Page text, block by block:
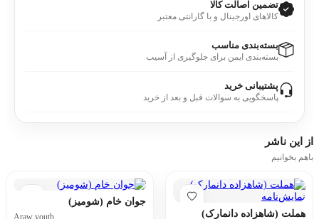
تضمین اصالت کالا
کالاهای اورجینال و با گارانتی معتبر
بسته‌بندی مناسب
بسته‌بندی ایمن برای جلوگیری از آسیب
پشتیبانی خرید
پاسخگویی به سوالات قبل و بعد از خرید
از این ناشر
باهم بخوانیم
هملت (شاهزاده دانمارک)
جوان خام (شومیز)
Araw youth